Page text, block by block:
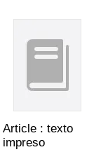
Article : texto
impreso